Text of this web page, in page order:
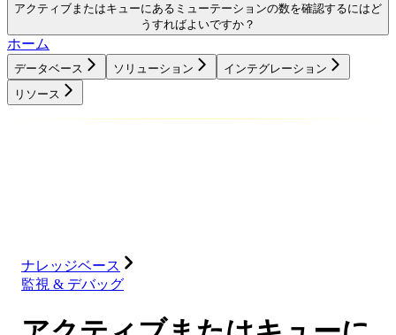
アクティブまたはキューにあるミューテーションの数を確認するにはど
うすればよいですか？
ホーム
データベース ソリューション
インテグレーション
リソース
ナレッジベース
監視 & デバッグ